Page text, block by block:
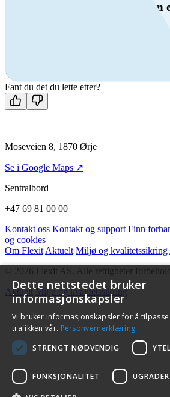
Har du spørsmål om ventilasjon
Kontakt oss
Fant du det du lette etter?
Moseveien 8, 1870 Ørje
Se i Google Maps ↗
Sentralbord
+47 69 81 00 00
Kontakt oss Kontakt og support Finn
og cookies
Om Flexit Aktuelt Miljø og kvalitetssikring
© 2026 Flexit AS. Alle rettigheter
Aktuelt Miljø og kvalitetssikring
Dette nettstedet bruker
informasjonskapsler
Vi bruker informasjonskapsler for å
trafikken vår. Personvernerklæring
STRENGT NØDVENDIG
FUNKSJONALITET